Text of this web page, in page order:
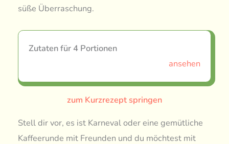
süße Überraschung.
Zutaten für 4 Portionen
ansehen
zum Kurzrezept springen
Stell dir vor, es ist Karneval oder eine gemütliche
Kaffeerunde mit Freunden und du möchtest mit